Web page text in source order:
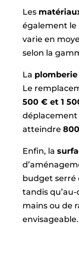
Les
également le
varie en
selon la
La plomberie
Le
500 € et 1
déplacement
atteindre
Enfin, la
budget serré
tandis qu’au-
mains ou de
envisageable.